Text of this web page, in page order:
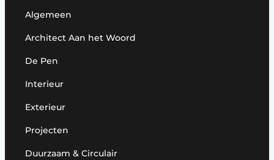
Algemeen
Architect Aan het Woord
De Pen
Interieur
Exterieur
Projecten
Duurzaam & Circulair